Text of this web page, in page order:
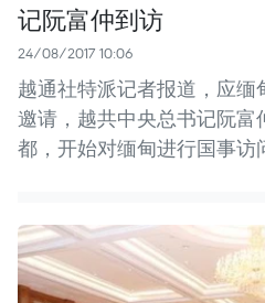
记阮富仲到访
24/08/2017 10:06
越通社特派记者报道，应
邀请，越共中央总书记阮富
都，开始对缅甸进行国事访